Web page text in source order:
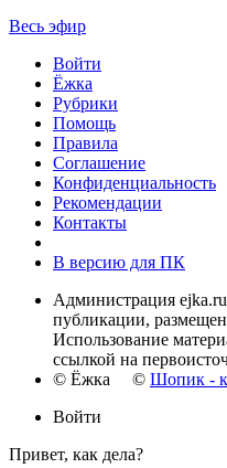
Весь эфир
Войти
Ёжка
Рубрики
Помощь
Правила
Соглашение
Конфиденциальность
Рекомендации
Контакты
В версию для ПК
Администрация ejka.ru
публикации,
Использование
ссылкой на
© Ёжка © Шопик -
Войти
Привет, как дела?